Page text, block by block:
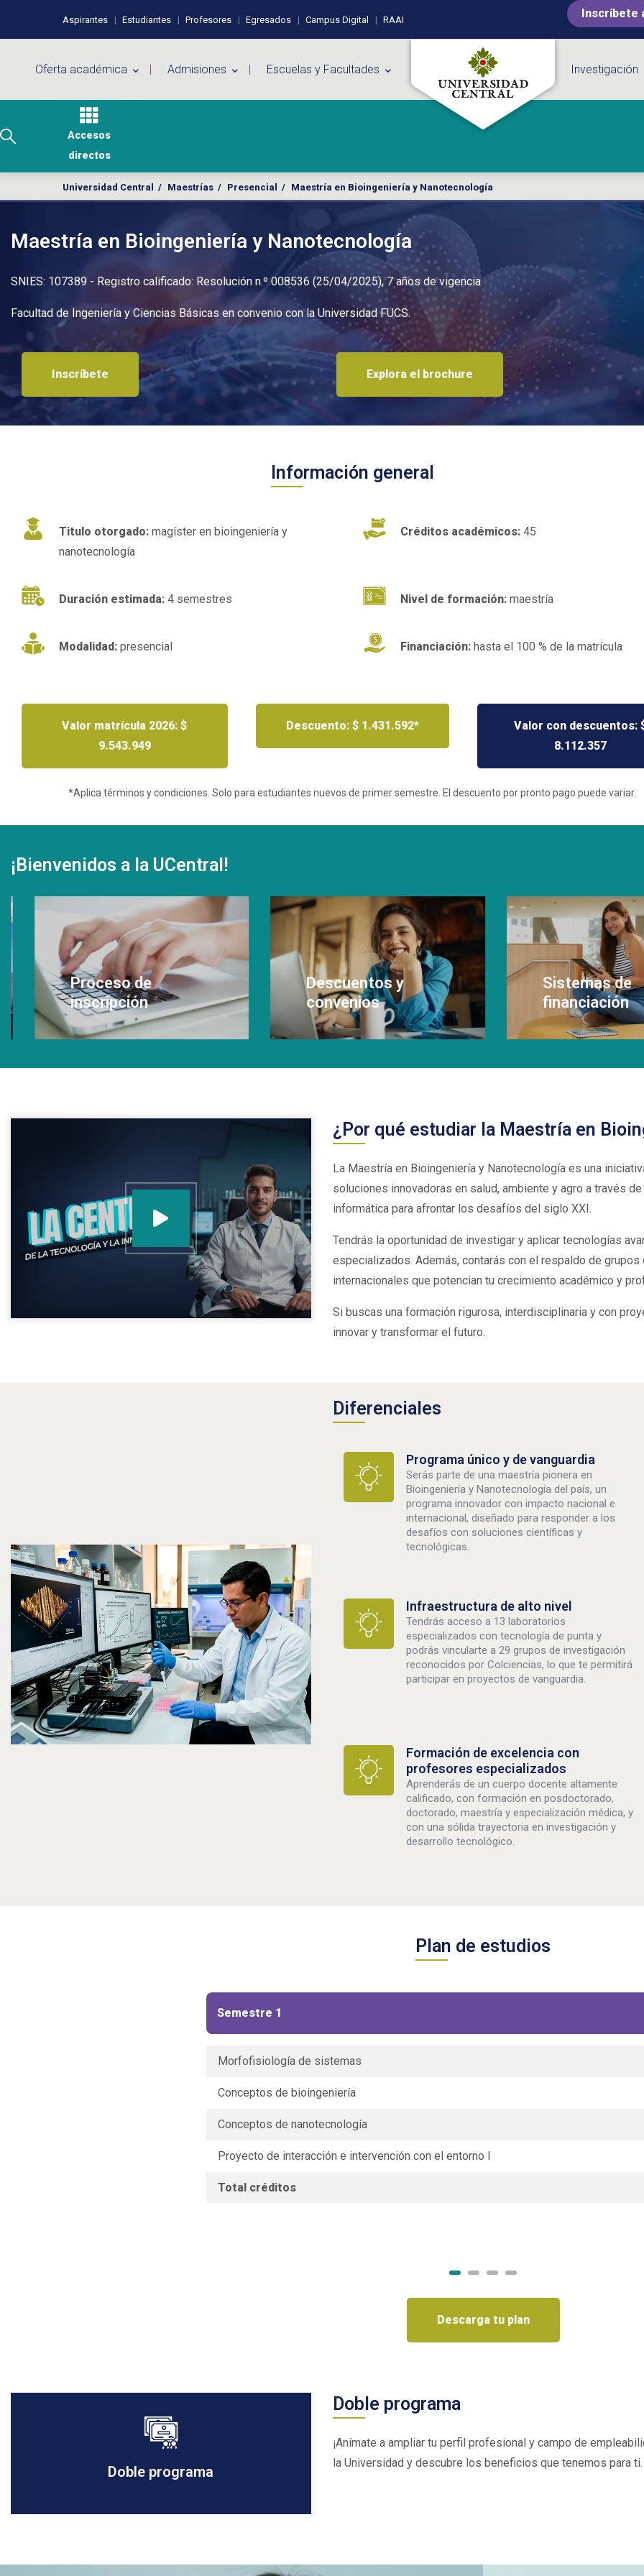
Perfiles de usuario
Aspirantes Estudiantes Profesores Egresados Campus Digital RAAI Inscríbete
Oferta académica Admisiones Escuelas y Facultades Investigación
Accesos
directos
Universidad Central / Maestrías / Presencial / Maestría en Bioingeniería y Nanotecnología
Maestría en Bioingeniería y Nanotecnología
SNIES: 107389 - Registro calificado: Resolución n.º 008536 (25/04/2025), 7 años de vigencia
Facultad de Ingeniería y Ciencias Básicas en convenio con la Universidad FUCS.
Inscríbete Explora el brochure
Información general
Titulo otorgado: magíster en bioingeniería y
nanotecnología
Créditos académicos: 45
Duración estimada: 4 semestres Nivel de formación: maestría
Modalidad: presencial Financiación: hasta el 100 % de la matrícula
Valor matrícula 2026: $
9.543.949
Descuento: $ 1.431.592*
Valor con descuentos:
8.112.357
*Aplica términos y condiciones. Solo para estudiantes nuevos de primer semestre. El descuento por pronto pago puede variar.
¡Bienvenidos a la UCentral!
Proceso de
inscripción
convenios
Descubre si eres
beneficiario de descuentos
en tu matrícula.
Leer Más
Sistemas de
financiación
¿Por qué estudiar la Maestría en
La Maestría en Bioingeniería y Nanotecnología es una
soluciones innovadoras en salud, ambiente y agro a través
informática para afrontar los desafíos del siglo XXI.
Tendrás la oportunidad de investigar y aplicar tecnologías
especializados. Además, contarás con el respaldo de
internacionales que potencian tu crecimiento académico y
Si buscas una formación rigurosa, interdisciplinaria y con
innovar y transformar el futuro.
Diferenciales
Programa único y de vanguardia
Serás parte de una maestría pionera en
Bioingeniería y Nanotecnología del país, un
programa innovador con impacto nacional e
internacional, diseñado para responder a los
desafíos con soluciones científicas y
tecnológicas.
Infraestructura de alto nivel
Tendrás acceso a 13 laboratorios
especializados con tecnología de punta y
podrás vincularte a 29 grupos de investigación
reconocidos por Colciencias, lo que te permitirá
participar en proyectos de vanguardia.
Formación de excelencia con
profesores especializados
Aprenderás de un cuerpo docente altamente
calificado, con formación en posdoctorado,
doctorado, maestría y especialización médica, y
con una sólida trayectoria en investigación y
desarrollo tecnológico.
Plan de estudios
Semestre 1
Morfofisiología de sistemas
Conceptos de bioingeniería
Conceptos de nanotecnología
Proyecto de interacción e intervención con el entorno I
Total créditos
Descarga tu plan
Doble programa
Doble programa
¡Anímate a ampliar tu perfil profesional y campo de
la Universidad y descubre los beneficios que tenemos para ti.